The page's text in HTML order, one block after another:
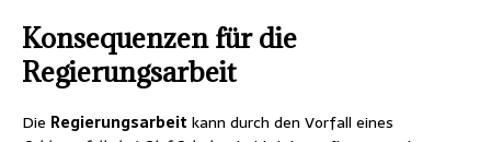
Konsequenzen für die
Regierungsarbeit
Die Regierungsarbeit kann durch den Vorfall eines